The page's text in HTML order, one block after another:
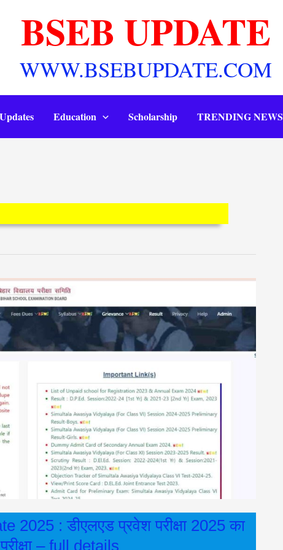
BSEB UPDATE
WWW.BSEBUPDATE.COM
Education Scholarship TRENDING NEWS
: डीएलएड प्रवेश परीक्षा 2025 का
– full details